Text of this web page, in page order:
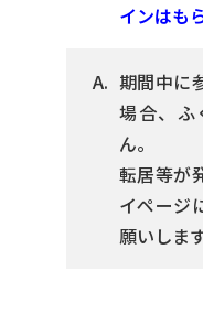
インはも
期間中に
場合、ふ
ん。
転居等が
イページ
願いします